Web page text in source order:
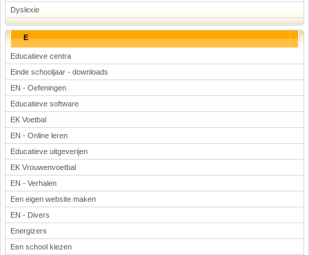
Dyslexie
E
Educatieve centra
Einde schooljaar - downloads
EN - Oefeningen
Educatieve software
EK Voetbal
EN - Online leren
Educatieve uitgeverijen
EK Vrouwenvoetbal
EN - Verhalen
Een eigen website maken
EN - Divers
Energizers
Een school kiezen